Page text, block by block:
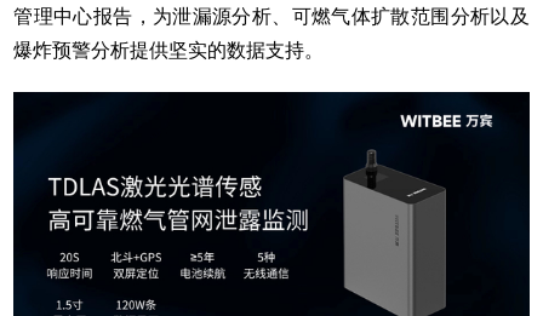
管理中心报告，为泄漏源分析、可燃气体扩散范围分析以及
爆炸预警分析提供坚实的数据支持。